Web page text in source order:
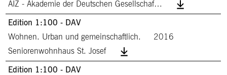
AIZ - Akademie der Deutschen Gesellschaf…
Edition 1:100 - DAV
Wohnen. Urban und gemeinschaftlich.
2016
Seniorenwohnhaus St. Josef
Edition 1:100 - DAV